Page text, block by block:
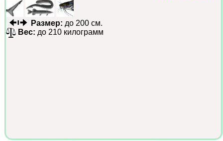
Размер: до 200 см.
Вес: до 210 килограмм